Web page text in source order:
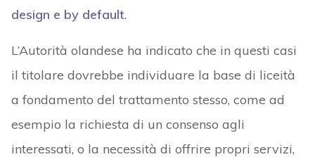
design e by default.
L’Autorità olandese ha indicato che in questi casi
il titolare dovrebbe individuare la base di liceità
a fondamento del trattamento stesso, come ad
esempio la richiesta di un consenso agli
interessati, o la necessità di offrire propri servizi,